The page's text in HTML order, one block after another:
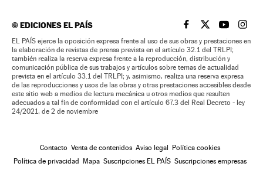
©EDICIONES EL PAÍS EL PAÍS BRASIL EN
EL PAÍSEL PAÍS
EL
EL PAÍS ejerce la oposición expresa frente al uso de sus obras y prestaciones en
la elaboración de revistas de prensa prevista en el artículo 32.1 del TRLPI;
también realiza la reserva expresa frente a la reproducción, distribución y
comunicación pública de sus trabajos y artículos sobre temas de actualidad
prevista en el artículo 33.1 del TRLPI; y, asimismo, realiza una reserva expresa
de las reproducciones y usos de las obras y otras prestaciones accesibles desde
este sitio web a medios de lectura mecánica u otros medios que resulten
adecuados a tal fin de conformidad con el artículo 67.3 del Real Decreto - ley
24/2021, de 2 de noviembre
Contacto Venta de contenidos Aviso legal
Política cookies
Política de privacidad
Mapa Suscripciones EL PAÍS Suscripciones empresas